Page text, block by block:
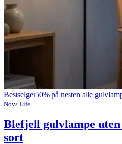
Bestselger50% på nesten alle
Nova Life
Blefjell gulvlampe
sort